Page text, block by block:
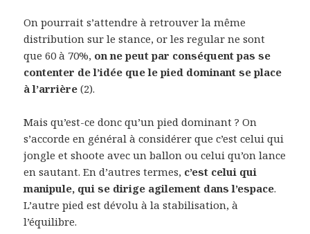
On pourrait s’attendre à retrouver la même
distribution sur le stance, or les regular ne sont
que 60 à 70%, on ne peut par conséquent pas se
contenter de l’idée que le pied dominant se place
à l’arrière (2).
Mais qu’est-ce donc qu’un pied dominant ? On
s’accorde en général à considérer que c’est celui qui
jongle et shoote avec un ballon ou celui qu’on lance
en sautant. En d’autres termes, c’est celui qui
manipule, qui se dirige agilement dans l’espace.
L’autre pied est dévolu à la stabilisation, à
l’équilibre.